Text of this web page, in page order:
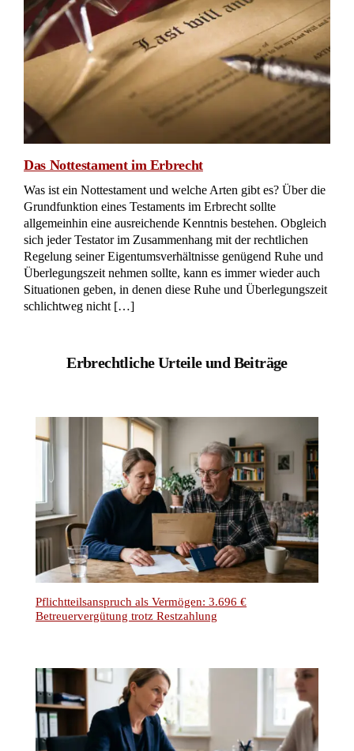
Das Nottestament im Erbrecht
Was ist ein Nottestament und welche Arten gibt es? Über die
Grundfunktion eines Testaments im Erbrecht sollte
allgemeinhin eine ausreichende Kenntnis bestehen. Obgleich
sich jeder Testator im Zusammenhang mit der rechtlichen
Regelung seiner Eigentumsverhältnisse genügend Ruhe und
Überlegungszeit nehmen sollte, kann es immer wieder auch
Situationen geben, in denen diese Ruhe und Überlegungszeit
schlichtweg nicht […]
Erbrechtliche Urteile und Beiträge
Pflichtteilsanspruch als Vermögen: 3.696 €
Betreuervergütung trotz Restzahlung